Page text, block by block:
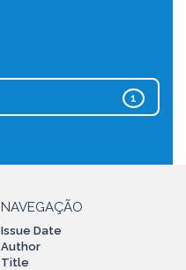
1
NAVEGAÇÃO
Issue Date
Author
Title